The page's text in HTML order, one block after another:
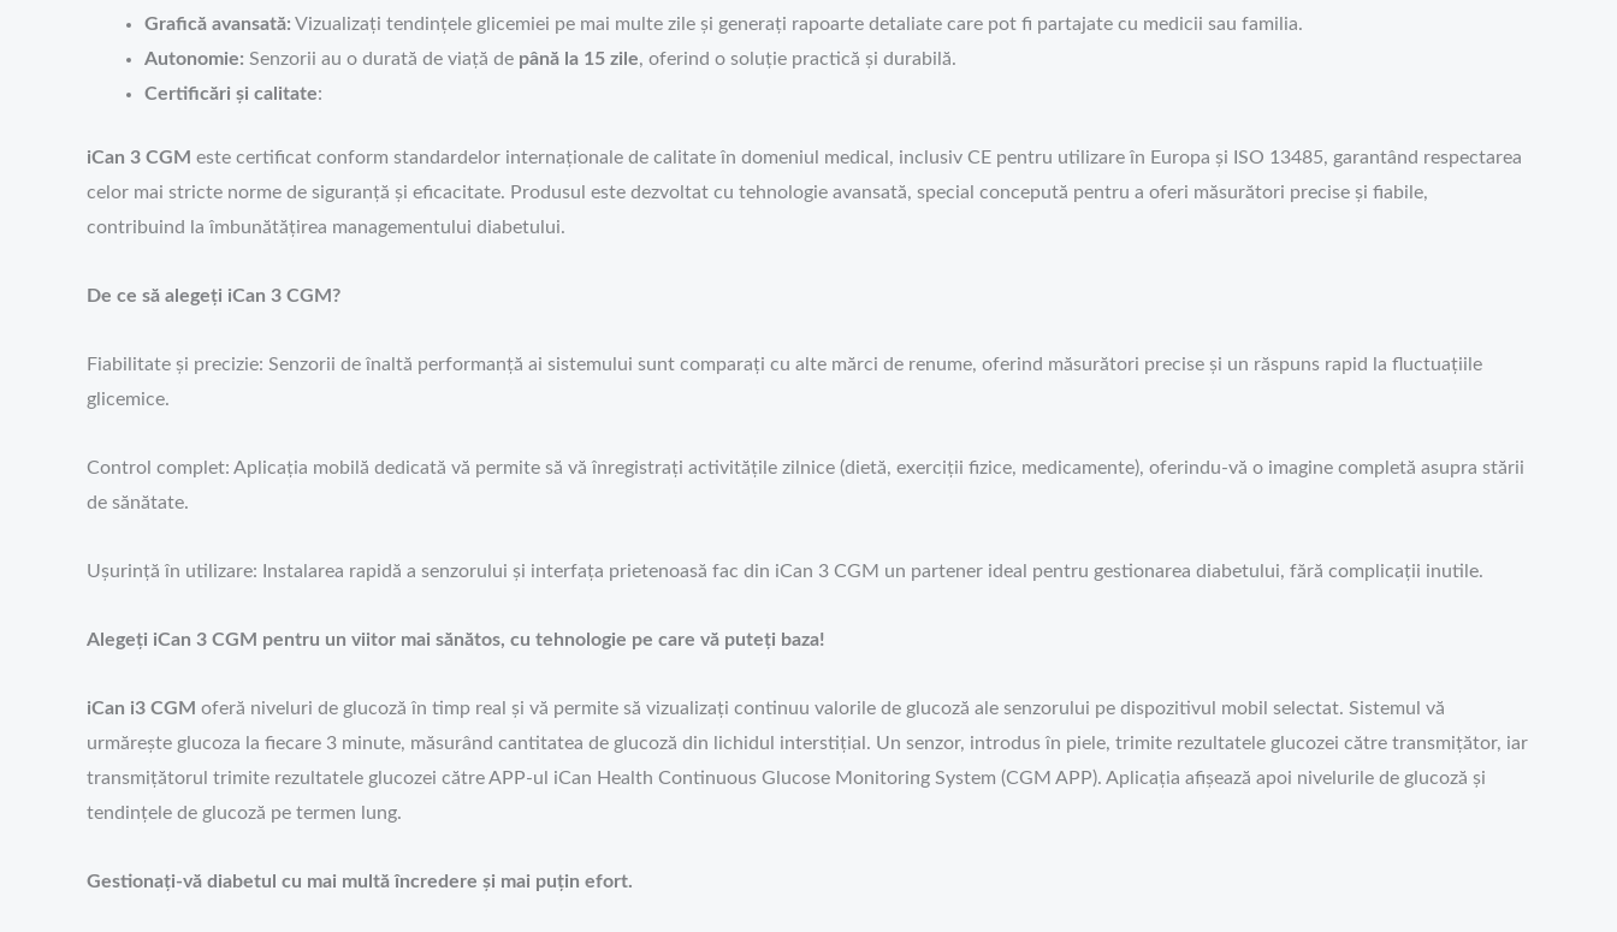
Grafică avansată: Vizualizați tendințele glicemiei pe mai multe zile și generați rapoarte detaliate care pot fi partajate cu medicii sau familia.
Autonomie: Senzorii au o durată de viață de până la 15 zile, oferind o soluție practică și durabilă.
Certificări și calitate:
iCan 3 CGM este certificat conform standardelor internaționale de calitate în domeniul medical, inclusiv CE pentru utilizare în Europa și ISO 13485, garantând respectarea
celor mai stricte norme de siguranță și eficacitate. Produsul este dezvoltat cu tehnologie avansată, special concepută pentru a oferi măsurători precise și fiabile,
contribuind la îmbunătățirea managementului diabetului.
De ce să alegeți iCan 3 CGM?
Fiabilitate și precizie: Senzorii de înaltă performanță ai sistemului sunt comparați cu alte mărci de renume, oferind măsurători precise și un răspuns rapid la fluctuațiile
glicemice.
Control complet: Aplicația mobilă dedicată vă permite să vă înregistrați activitățile zilnice (dietă, exerciții fizice, medicamente), oferindu-vă o imagine completă asupra stării
de sănătate.
Ușurință în utilizare: Instalarea rapidă a senzorului și interfața prietenoasă fac din iCan 3 CGM un partener ideal pentru gestionarea diabetului, fără complicații inutile.
Alegeți iCan 3 CGM pentru un viitor mai sănătos, cu tehnologie pe care vă puteți baza!
iCan i3 CGM oferă niveluri de glucoză în timp real și vă permite să vizualizați continuu valorile de glucoză ale senzorului pe dispozitivul mobil selectat. Sistemul vă
urmărește glucoza la fiecare 3 minute, măsurând cantitatea de glucoză din lichidul interstițial. Un senzor, introdus în piele, trimite rezultatele glucozei către transmițător, iar
transmițătorul trimite rezultatele glucozei către APP-ul iCan Health Continuous Glucose Monitoring System (CGM APP). Aplicația afișează apoi nivelurile de glucoză și
tendințele de glucoză pe termen lung.
Gestionați-vă diabetul cu mai multă încredere și mai puțin efort.